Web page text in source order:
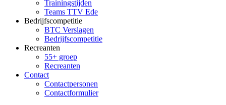
Trainingstijden
Teams TTV Ede
Bedrijfscompetitie
BTC Verslagen
Bedrijfscompetitie
Recreanten
55+ groep
Recreanten
Contact
Contactpersonen
Contactformulier